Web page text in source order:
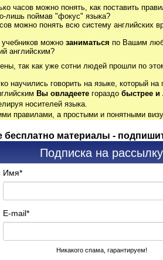
часов можно понять, как поставить
лишь поймав "фокус" языка?
можно понять всю систему английских
можно заниматься по Вашим
английским?
так как уже сотни людей прошли по
научились говорить на языке, который на
Вы овладеете гораздо быстрее и
носителей языка.
правилами, а простыми и понятными
бесплатно материалы -
Подписка на рассылку
Имя*
E-mail*
Никакого спама, гарантируем!